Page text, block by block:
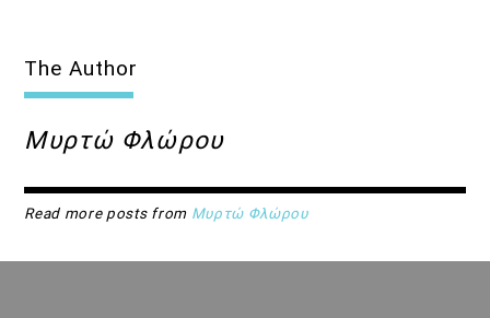
The Author
Μυρτώ Φλώρου
Read more posts from Μυρτώ Φλώρου